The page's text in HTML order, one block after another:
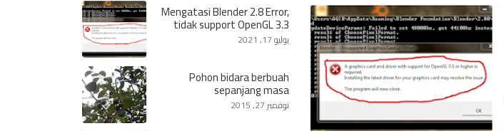
Mengatasi Blender 2.8 Error,
tidak support OpenGL 3.3
يوليو 17, 2021
Pohon bidara berbuah
sepanjang masa
نوفمبر 27, 2015